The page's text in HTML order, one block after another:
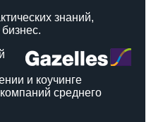
знаний,
и коучинге
среднего